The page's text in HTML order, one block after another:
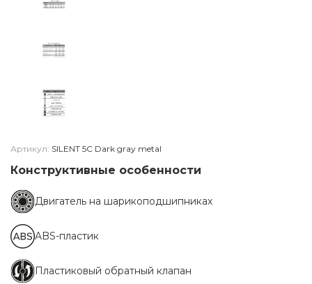
Артикул: SILENT 5C Dark gray metal
Конструктивные особенности
Двигатель на шарикоподшипниках
ABS-пластик
Пластиковый обратный клапан